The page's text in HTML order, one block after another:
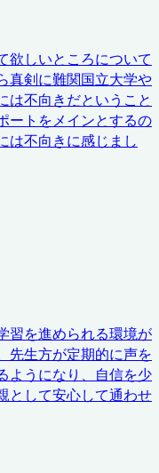
欲しいところについて
真剣に難関国立大学や
は不向きだということ
ートをメインとするの
は不向きに感じまし
習を進められる環境が
先生方が定期的に声を
ようになり、自信を少
として安心して通わせ